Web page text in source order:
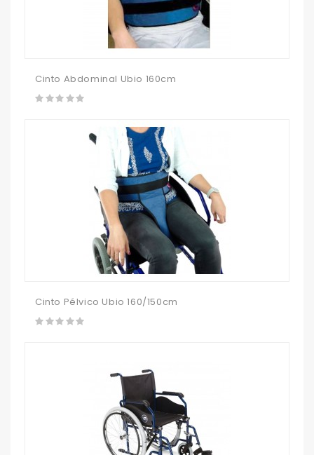
Cinto Abdominal Ubio 160cm
Cinto Pélvico Ubio 160/150cm